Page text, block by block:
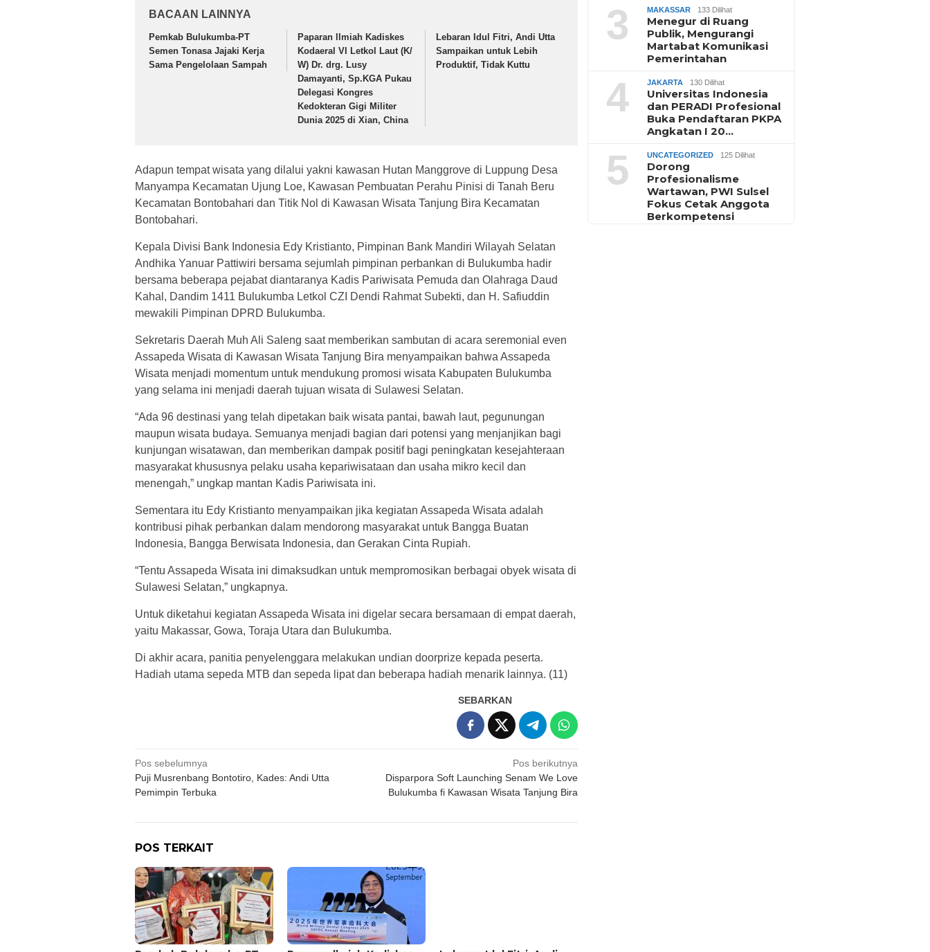
BACAAN LAINNYA
Pemkab Bulukumba-PT
Semen Tonasa Jajaki Kerja
Sama Pengelolaan Sampah
Paparan llmiah Kadiskes
Kodaeral VI Letkol Laut (K/
W) Dr. drg. Lusy
Damayanti, Sp.KGA Pukau
Delegasi Kongres
Kedokteran Gigi Militer
Dunia 2025 di Xian, China
Lebaran Idul Fitri, Andi Utta
Sampaikan untuk Lebih
Produktif, Tidak Kuttu
Adapun tempat wisata yang dilalui yakni kawasan Hutan Manggrove di Luppung Desa
Manyampa Kecamatan Ujung Loe, Kawasan Pembuatan Perahu Pinisi di Tanah Beru
Kecamatan Bontobahari dan Titik Nol di Kawasan Wisata Tanjung Bira Kecamatan
Bontobahari.
Kepala Divisi Bank Indonesia Edy Kristianto, Pimpinan Bank Mandiri Wilayah Selatan
Andhika Yanuar Pattiwiri bersama sejumlah pimpinan perbankan di Bulukumba hadir
bersama beberapa pejabat diantaranya Kadis Pariwisata Pemuda dan Olahraga Daud
Kahal, Dandim 1411 Bulukumba Letkol CZI Dendi Rahmat Subekti, dan H. Safiuddin
mewakili Pimpinan DPRD Bulukumba.
Sekretaris Daerah Muh Ali Saleng saat memberikan sambutan di acara seremonial even
Assapeda Wisata di Kawasan Wisata Tanjung Bira menyampaikan bahwa Assapeda
Wisata menjadi momentum untuk mendukung promosi wisata Kabupaten Bulukumba
yang selama ini menjadi daerah tujuan wisata di Sulawesi Selatan.
“Ada 96 destinasi yang telah dipetakan baik wisata pantai, bawah laut, pegunungan
maupun wisata budaya. Semuanya menjadi bagian dari potensi yang menjanjikan bagi
kunjungan wisatawan, dan memberikan dampak positif bagi peningkatan kesejahteraan
masyarakat khususnya pelaku usaha kepariwisataan dan usaha mikro kecil dan
menengah,” ungkap mantan Kadis Pariwisata ini.
Sementara itu Edy Kristianto menyampaikan jika kegiatan Assapeda Wisata adalah
kontribusi pihak perbankan dalam mendorong masyarakat untuk Bangga Buatan
Indonesia, Bangga Berwisata Indonesia, dan Gerakan Cinta Rupiah.
“Tentu Assapeda Wisata ini dimaksudkan untuk mempromosikan berbagai obyek wisata di
Sulawesi Selatan,” ungkapnya.
Untuk diketahui kegiatan Assapeda Wisata ini digelar secara bersamaan di empat daerah,
yaitu Makassar, Gowa, Toraja Utara dan Bulukumba.
Di akhir acara, panitia penyelenggara melakukan undian doorprize kepada peserta.
Hadiah utama sepeda MTB dan sepeda lipat dan beberapa hadiah menarik lainnya. (11)
SEBARKAN
Navigasi
pos
Pos sebelumnya
Puji Musrenbang Bontotiro, Kades: Andi Utta
Pemimpin Terbuka
Pos berikutnya
Disparpora Soft Launching Senam We Love
Bulukumba fi Kawasan Wisata Tanjung Bira
POS TERKAIT
3 MAKASSAR 133 Dilihat
Menegur di Ruang
Publik, Mengurangi
Martabat Komunikasi
Pemerintahan
4 JAKARTA 130 Dilihat
Universitas Indonesia
dan PERADI Profesional
Buka Pendaftaran PKPA
Angkatan I 20…
5 UNCATEGORIZED 125 Dilihat
Dorong
Profesionalisme
Wartawan, PWI Sulsel
Fokus Cetak Anggota
Berkompetensi